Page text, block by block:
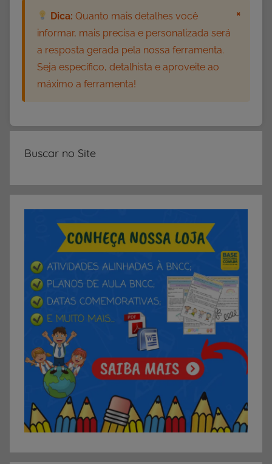
Dica: Quanto mais detalhes você
informar, mais precisa e personalizada será
a resposta gerada pela nossa ferramenta.
Seja específico, detalhista e aproveite ao
máximo a ferramenta!
×
Buscar no Site